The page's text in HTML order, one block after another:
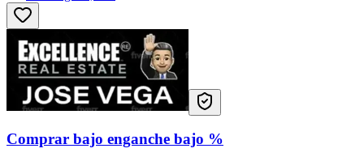
Comprar bajo enganche bajo %